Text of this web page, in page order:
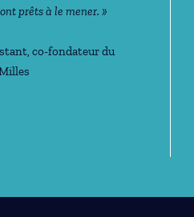
prêts à le mener. »
co-fondateur du